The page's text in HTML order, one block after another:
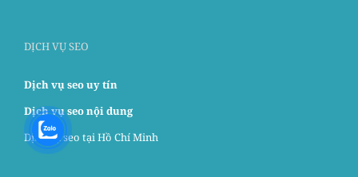
DỊCH VỤ SEO
Dịch vụ seo uy tín
Dịch vụ seo nội dung
Dịch vụ seo tại Hồ Chí Minh